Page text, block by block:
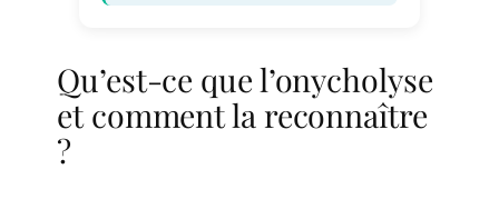
Qu’est-ce que l’onycholyse
et comment la reconnaître
?